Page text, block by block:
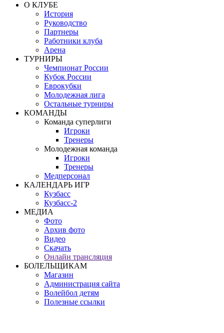
О КЛУБЕ
История
Руководство
Партнеры
Работники клуба
Арена
ТУРНИРЫ
Чемпионат России
Кубок России
Еврокубки
Молодежная лига
Остальные турниры
КОМАНДЫ
Команда суперлиги
Игроки
Тренеры
Молодежная команда
Игроки
Тренеры
Медперсонал
КАЛЕНДАРЬ ИГР
Кузбасс
Кузбасс-2
МЕДИА
Фото
Архив фото
Видео
Скачать
Онлайн трансляция
БОЛЕЛЬЩИКАМ
Магазин
Администрация сайта
Волейбол детям
Полезные ссылки